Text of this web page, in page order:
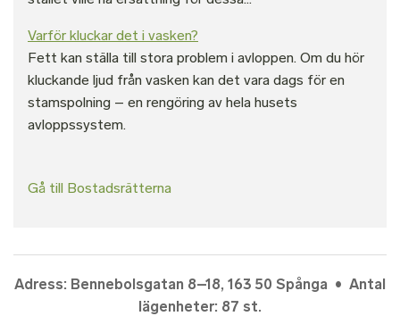
Varför kluckar det i vasken?
Fett kan ställa till stora problem i avloppen. Om du hör
kluckande ljud från vasken kan det vara dags för en
stamspolning – en rengöring av hela husets
avloppssystem.
Gå till Bostadsrätterna
Adress: Bennebolsgatan 8–18, 163 50 Spånga • Antal
lägenheter: 87 st.